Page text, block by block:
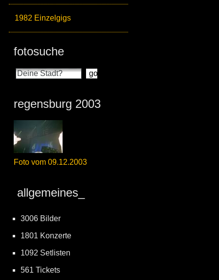
1982 Einzelgigs
fotosuche
regensburg 2003
Foto vom 09.12.2003
allgemeines_
3006 Bilder
1801 Konzerte
1092 Setlisten
561 Tickets